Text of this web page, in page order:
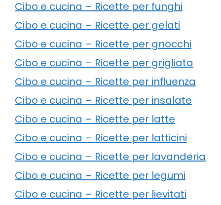
Cibo e cucina – Ricette per funghi
Cibo e cucina – Ricette per gelati
Cibo e cucina – Ricette per gnocchi
Cibo e cucina – Ricette per grigliata
Cibo e cucina – Ricette per influenza
Cibo e cucina – Ricette per insalate
Cibo e cucina – Ricette per latte
Cibo e cucina – Ricette per latticini
Cibo e cucina – Ricette per lavanderia
Cibo e cucina – Ricette per legumi
Cibo e cucina – Ricette per lievitati